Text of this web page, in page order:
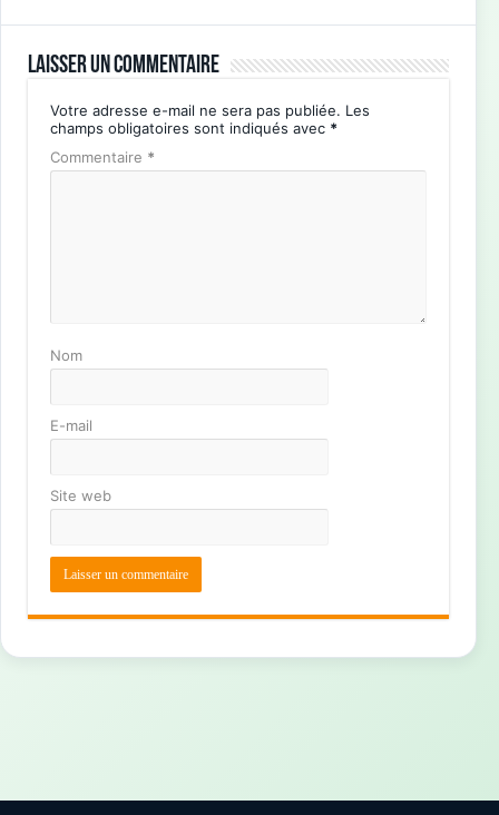
Laisser un commentaire
Votre adresse e-mail ne sera pas publiée. Les
champs obligatoires sont indiqués avec *
Commentaire *
Nom
E-mail
Site web